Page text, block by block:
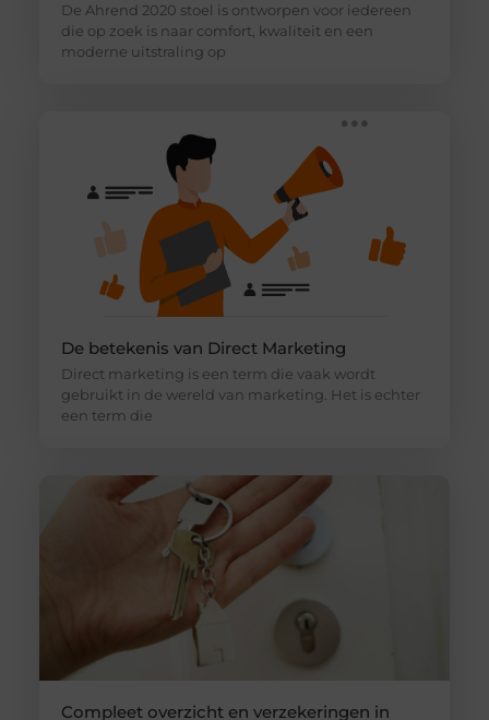
De Ahrend 2020 stoel is ontworpen voor iedereen
die op zoek is naar comfort, kwaliteit en een
moderne uitstraling op
De betekenis van Direct Marketing
Direct marketing is een term die vaak wordt
gebruikt in de wereld van marketing. Het is echter
een term die
Compleet overzicht en verzekeringen in